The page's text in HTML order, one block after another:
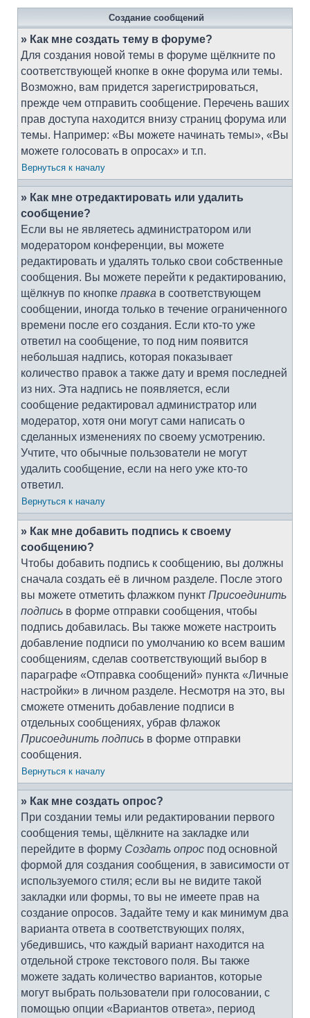
Создание сообщений
» Как мне создать тему в форуме?
Для создания новой темы в форуме щёлкните по
соответствующей кнопке в окне форума или темы.
Возможно, вам придется зарегистрироваться,
прежде чем отправить сообщение. Перечень ваших
прав доступа находится внизу страниц форума или
темы. Например: «Вы можете начинать темы», «Вы
можете голосовать в опросах» и т.п.
Вернуться к началу
» Как мне отредактировать или удалить
сообщение?
Если вы не являетесь администратором или
модератором конференции, вы можете
редактировать и удалять только свои собственные
сообщения. Вы можете перейти к редактированию,
щёлкнув по кнопке правка в соответствующем
сообщении, иногда только в течение ограниченного
времени после его создания. Если кто-то уже
ответил на сообщение, то под ним появится
небольшая надпись, которая показывает
количество правок а также дату и время последней
из них. Эта надпись не появляется, если
сообщение редактировал администратор или
модератор, хотя они могут сами написать о
сделанных изменениях по своему усмотрению.
Учтите, что обычные пользователи не могут
удалить сообщение, если на него уже кто-то
ответил.
Вернуться к началу
» Как мне добавить подпись к своему
сообщению?
Чтобы добавить подпись к сообщению, вы должны
сначала создать её в личном разделе. После этого
вы можете отметить флажком пункт Присоединить
подпись в форме отправки сообщения, чтобы
подпись добавилась. Вы также можете настроить
добавление подписи по умолчанию ко всем вашим
сообщениям, сделав соответствующий выбор в
параграфе «Отправка сообщений» пункта «Личные
настройки» в личном разделе. Несмотря на это, вы
сможете отменить добавление подписи в
отдельных сообщениях, убрав флажок
Присоединить подпись в форме отправки
сообщения.
Вернуться к началу
» Как мне создать опрос?
При создании темы или редактировании первого
сообщения темы, щёлкните на закладке или
перейдите в форму Создать опрос под основной
формой для создания сообщения, в зависимости от
используемого стиля; если вы не видите такой
закладки или формы, то вы не имеете прав на
создание опросов. Задайте тему и как минимум два
варианта ответа в соответствующих полях,
убедившись, что каждый вариант находится на
отдельной строке текстового поля. Вы также
можете задать количество вариантов, которые
могут выбрать пользователи при голосовании, с
помощью опции «Вариантов ответа», период